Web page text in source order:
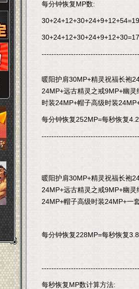
每分钟恢复MP数:
暖阳护肩30MP+精灵祝福长袍
24MP+远古精灵之戒9MP+幽
时装24MP+帽子高级时装
每分钟恢复252MP=每秒恢复
暖阳护肩30MP+精灵祝福长袍
24MP+远古精灵之戒9MP+幽
24MP+帽子高级时装24MP+一
每分钟恢复228MP=每秒恢复
每秒恢复MP数计算方法: